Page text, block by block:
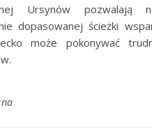
Ursynów pozwalają
dopasowanej ścieżki
może pokonywać